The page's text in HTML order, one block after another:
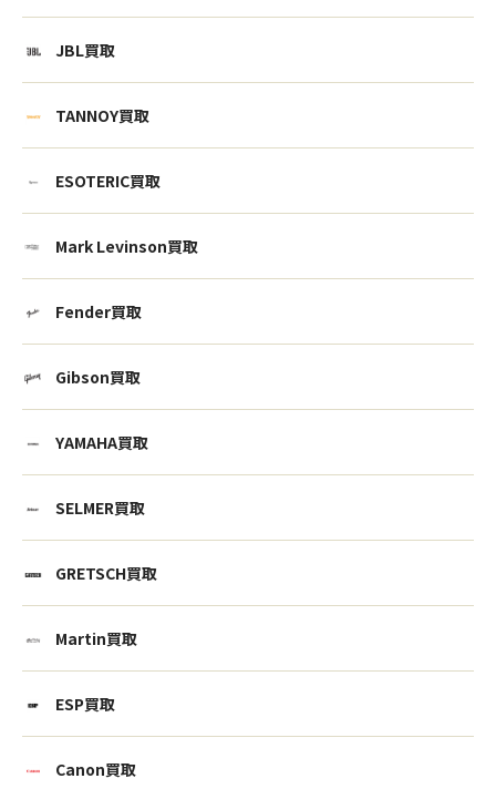
JBL買取
TANNOY買取
ESOTERIC買取
Mark Levinson買取
Fender買取
Gibson買取
YAMAHA買取
SELMER買取
GRETSCH買取
Martin買取
ESP買取
Canon買取